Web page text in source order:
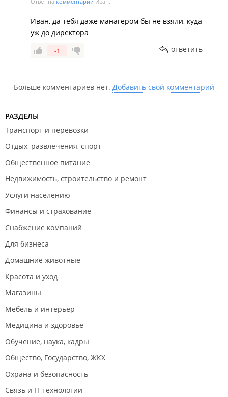
Иван, да тебя даже манагером бы не взяли, куда
уж до директора
-1 ответить
Больше комментариев нет. Добавить свой комментарий
РАЗДЕЛЫ
Транспорт и перевозки
Отдых, развлечения, спорт
Общественное питание
Недвижимость, строительство и ремонт
Услуги населению
Финансы и страхование
Снабжение компаний
Для бизнеса
Домашние животные
Красота и уход
Магазины
Мебель и интерьер
Медицина и здоровье
Обучение, наука, кадры
Общество, Государство, ЖКХ
Охрана и безопасность
Связь и IT технологии